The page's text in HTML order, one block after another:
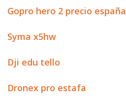
Gopro hero 2 precio españa
Syma x5hw
Dji edu tello
Dronex pro estafa